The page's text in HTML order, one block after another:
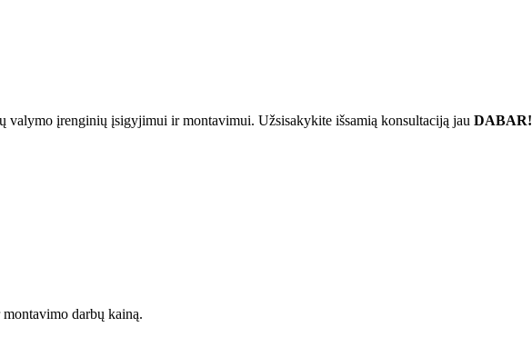
valymo įrenginių įsigyjimui ir montavimui. Užsisakykite išsamią konsultaciją jau DABAR!
darbų kainą.